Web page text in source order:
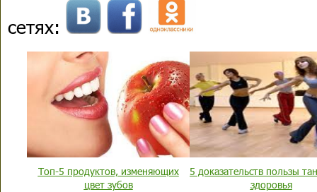
сетях:
Топ-5 продуктов, изменяющих
цвет зубов
5 доказательств пользы
здоровья